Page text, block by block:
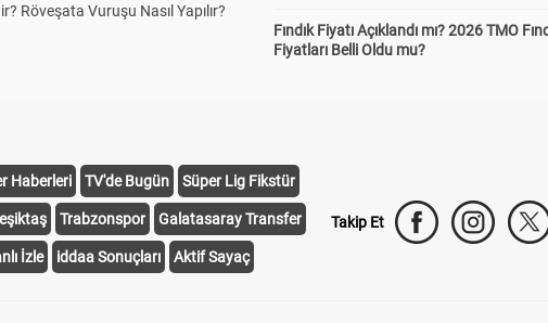
1.57
1.63
1
1.24
0
5.17
2
3.91
Röveşata Vuruşu Nasıl Yapılır?
Fındık Fiyatı Açıklandı mı? 2026 TMO
Fiyatları Belli Oldu mu?
Haberleri TV'de Bugün Süper Lig Fikstür
Trabzonspor Galatasaray Transfer
İzle iddaa Sonuçları Aktif Sayaç
Takip Et